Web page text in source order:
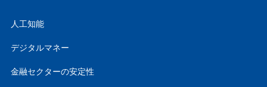
人工知能
デジタルマネー
金融セクターの安定性